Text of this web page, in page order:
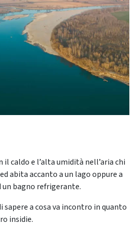
il caldo e l’alta umidità nell’aria chi
abita accanto a un lago oppure a
un bagno refrigerante.
sapere a cosa va incontro in quanto
insidie.